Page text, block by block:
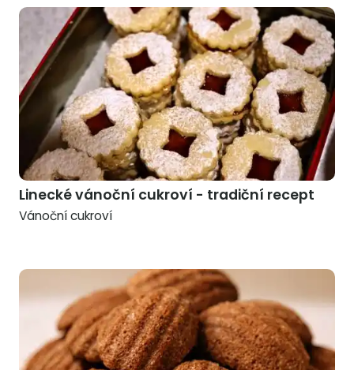
Linecké vánoční cukroví - tradiční recept
Vánoční cukroví